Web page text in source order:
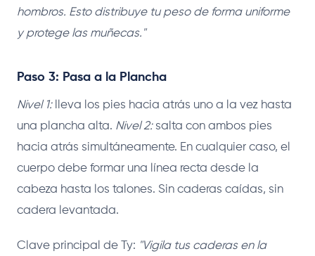
hombros. Esto distribuye tu peso de forma uniforme
y protege las muñecas."
Paso 3: Pasa a la Plancha
Nivel 1:lleva los pies hacia atrás uno a la vez hasta
una plancha alta. Nivel 2:salta con ambos pies
hacia atrás simultáneamente. En cualquier caso, el
cuerpo debe formar una línea recta desde la
cabeza hasta los talones. Sin caderas caídas, sin
cadera levantada.
Clave principal de Ty: "Vigila tus caderas en la